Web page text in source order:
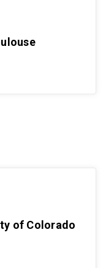
of Colorado